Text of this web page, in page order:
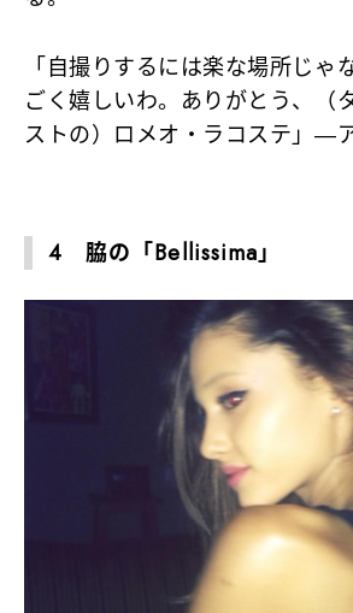
「自撮りするには楽な場所じゃ
ごく嬉しいわ。ありがとう、（
ストの）ロメオ・ラコステ」―
4 脇の「Bellissima」